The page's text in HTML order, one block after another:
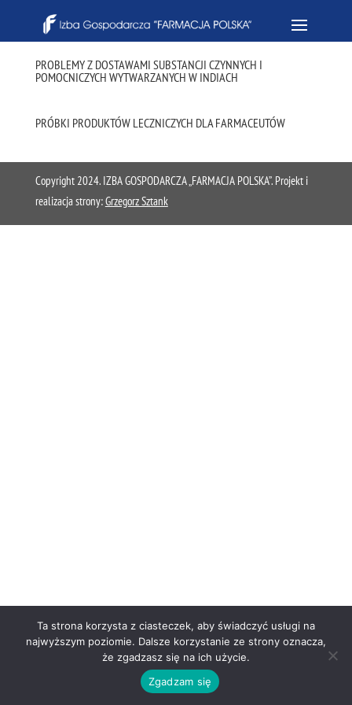
PROBLEMY Z DOSTAWAMI SUBSTANCJI CZYNNYCH I
POMOCNICZYCH WYTWARZANYCH W INDIACH
PRÓBKI PRODUKTÓW LECZNICZYCH DLA FARMACEUTÓW
Copyright 2024. IZBA GOSPODARCZA „FARMACJA POLSKA”. Projekt i
realizacja strony:Grzegorz Sztank
Ta strona korzysta z ciasteczek, aby świadczyć usługi na
najwyższym poziomie. Dalsze korzystanie ze strony oznacza,
że zgadzasz się na ich użycie.
Zgadzam się